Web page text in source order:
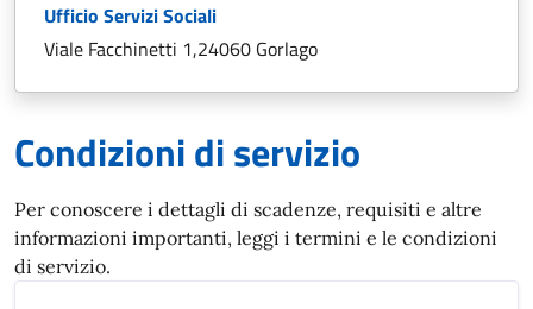
Ufficio Servizi Sociali
Viale Facchinetti 1,24060 Gorlago
Condizioni di servizio
Per conoscere i dettagli di scadenze, requisiti e altre
informazioni importanti, leggi i termini e le condizioni
di servizio.